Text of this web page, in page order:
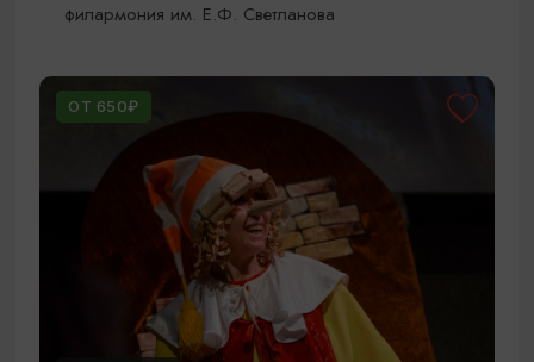
филармония им. Е.Ф. Светланова
ОТ 650₽